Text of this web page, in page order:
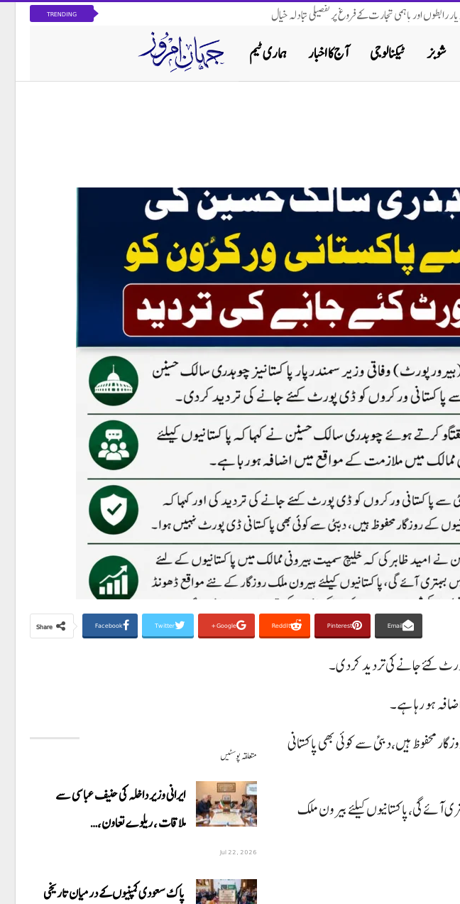
TRENDING رابطوں اور باہمی تجارت کے فروغ پر تفصیلی تبادلہ خیال
ہماری ٹیم آج کا اخبار ٹیکنالوجی شوبز
Share Facebook Twitter Google+ ReddIt Pinterest Email
کئے جانے کی تردید کردی۔
ہو رہا ہے ۔
متعلقہ پوسٹیں
ایرانی وزیر داخلہ کی حنیف عباسی سے
ملاقات ، ریلوے تعاون،…
Jul 22, 2026
پاک سعودی کمپنیوں کے درمیان تاریخی
محفوظ ہیں،دبئی سے کوئی بھی پاکستانی
آئے گی،پاکستانیوں کیلئے بیرون ملک